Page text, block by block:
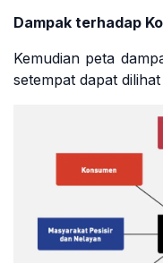
Dampak terhadap
Kemudian peta
setempat dapat